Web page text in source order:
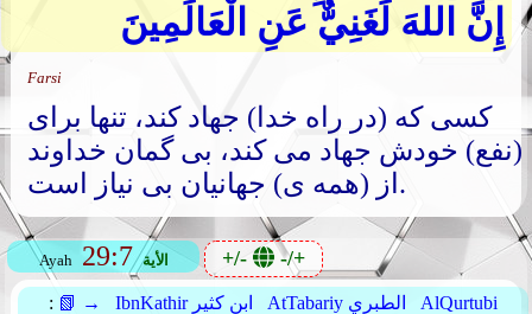
إِنَّ اللهَ لَغَنِيٌّ عَنِ الْعَالَمِينَ
Farsi
کسی که (در راه خدا) جهاد کند، تنها برای
(نفع) خودش جهاد می کند، بی گمان خداوند
از (همه ی) جهانیان بی نیاز است.
Ayah 29:7 الأية +/- -/+
: 📗 → IbnKathir ابن كثير AtTabariy الطبري
AlQurtubi